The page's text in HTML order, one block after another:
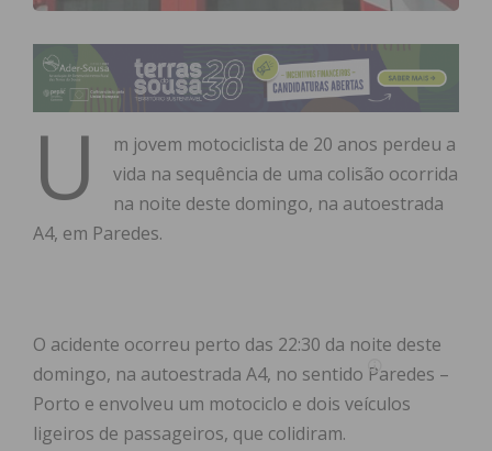
U
m jovem motociclista de 20 anos perdeu a
vida na sequência de uma colisão ocorrida
na noite deste domingo, na autoestrada
A4, em Paredes.
O acidente ocorreu perto das 22:30 da noite deste
domingo, na autoestrada A4, no sentido Paredes –
Porto e envolveu um motociclo e dois veículos
ligeiros de passageiros, que colidiram.